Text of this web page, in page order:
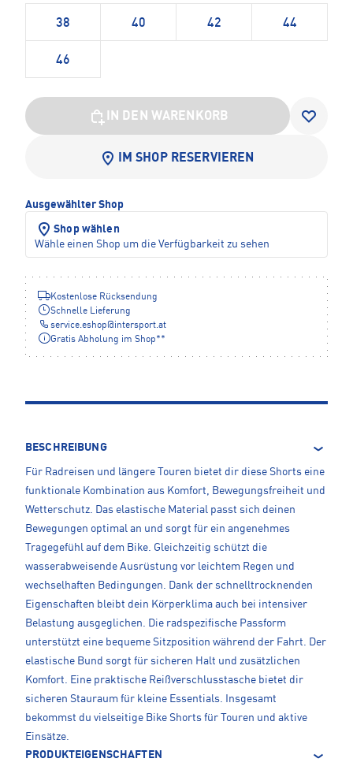
38 40 42 44
46
IN DEN WARENKORB
IM SHOP RESERVIEREN
Ausgewählter Shop
Shop wählen
Wähle einen Shop um die Verfügbarkeit zu sehen
Kostenlose Rücksendung
Schnelle Lieferung
service.eshop@ intersport.at
Gratis Abholung im Shop**
BESCHREIBUNG
Für Radreisen und längere Touren bietet dir diese Shorts eine
funktionale Kombination aus Komfort, Bewegungsfreiheit und
Wetterschutz. Das elastische Material passt sich deinen
Bewegungen optimal an und sorgt für ein angenehmes
Tragegefühl auf dem Bike. Gleichzeitig schützt die
wasserabweisende Ausrüstung vor leichtem Regen und
wechselhaften Bedingungen. Dank der schnelltrocknenden
Eigenschaften bleibt dein Körperklima auch bei intensiver
Belastung ausgeglichen. Die radspezifische Passform
unterstützt eine bequeme Sitzposition während der Fahrt. Der
elastische Bund sorgt für sicheren Halt und zusätzlichen
Komfort. Eine praktische Reißverschlusstasche bietet dir
sicheren Stauraum für kleine Essentials. Insgesamt
bekommst du vielseitige Bike Shorts für Touren und aktive
Einsätze.
PRODUKTEIGENSCHAFTEN